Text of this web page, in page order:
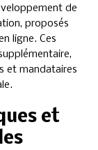
de
proposés
ligne. Ces
et mandataires
et